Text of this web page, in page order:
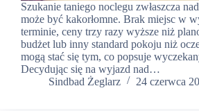
Szukanie taniego noclegu zwłaszcza
może być kakorłomne. Brak miejsc w
terminie, ceny trzy razy wyższe niż
budżet lub inny standard pokoju niż
mogą stać się tym, co popsuje
Decydując się na wyjazd nad…
Sindbad Żeglarz
24 czerwca